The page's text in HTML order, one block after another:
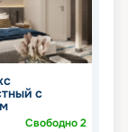
с
Свободно2